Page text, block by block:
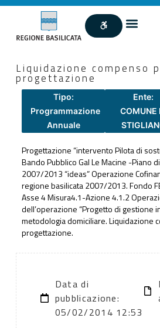
Liquidazione compenso
progettazione
Tipo:
Programmazione
Annuale
Ente:
COMUNE
Progettazione “intervento Pilota di
Bando Pubblico Gal Le Macine -Piano
2007/2013 “ideas” Operazione
regione basilicata 2007/2013. Fondo
Asse 4 Misura4.1-Azione 4.1.2
dell’operazione “Progetto di gestione
metodologia domiciliare. Liquidazione
progettazione.
Data di
pubblicazione:
05/02/2014 12:53